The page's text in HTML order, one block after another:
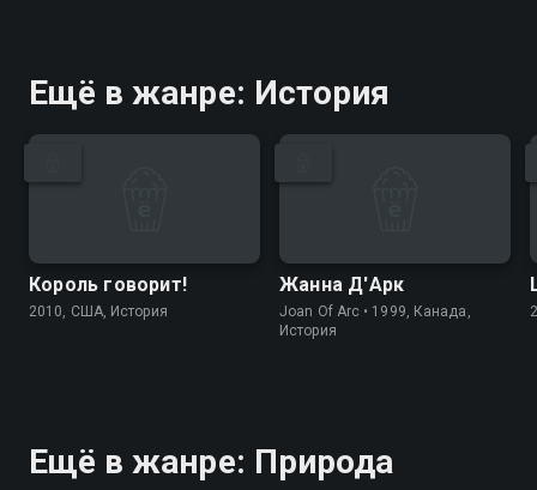
Ещё в жанре: История
Король говорит!
2010, США, История
Жанна Д'Арк
Joan Of Arc • 1999, Канада,
История
Ещё в жанре: Природа